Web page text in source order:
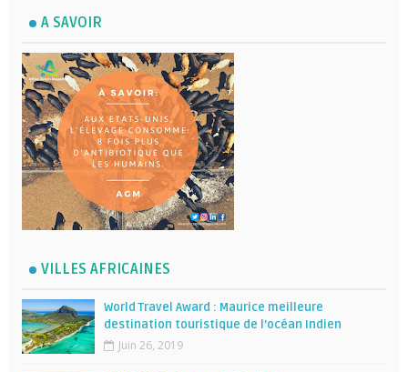
A SAVOIR
VILLES AFRICAINES
World Travel Award : Maurice meilleure
destination touristique de l’océan Indien
Juin 26, 2019